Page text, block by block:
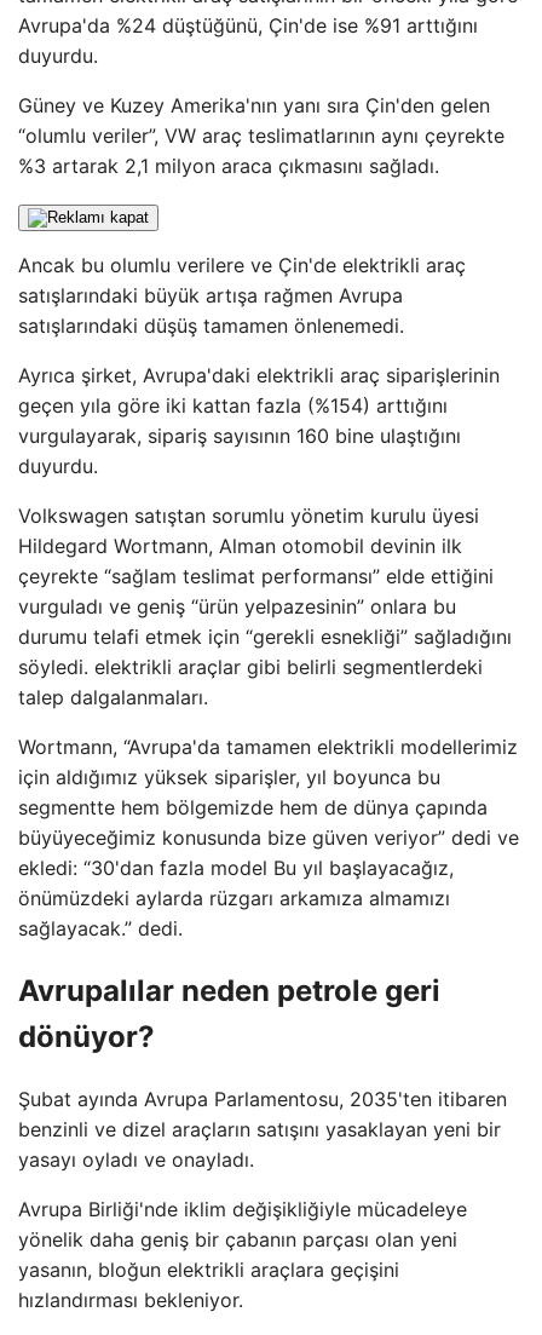
Avrupa'da %24 düştüğünü, Çin'de ise %91 arttığını
duyurdu.
Güney ve Kuzey Amerika'nın yanı sıra Çin'den gelen
“olumlu veriler”, VW araç teslimatlarının aynı çeyrekte
%3 artarak 2,1 milyon araca çıkmasını sağladı.
Ancak bu olumlu verilere ve Çin'de elektrikli araç
satışlarındaki büyük artışa rağmen Avrupa
satışlarındaki düşüş tamamen önlenemedi.
Ayrıca şirket, Avrupa'daki elektrikli araç siparişlerinin
geçen yıla göre iki kattan fazla (%154) arttığını
vurgulayarak, sipariş sayısının 160 bine ulaştığını
duyurdu.
Volkswagen satıştan sorumlu yönetim kurulu üyesi
Hildegard Wortmann, Alman otomobil devinin ilk
çeyrekte “sağlam teslimat performansı” elde ettiğini
vurguladı ve geniş “ürün yelpazesinin” onlara bu
durumu telafi etmek için “gerekli esnekliği” sağladığını
söyledi. elektrikli araçlar gibi belirli segmentlerdeki
talep dalgalanmaları.
Wortmann, “Avrupa'da tamamen elektrikli modellerimiz
için aldığımız yüksek siparişler, yıl boyunca bu
segmentte hem bölgemizde hem de dünya çapında
büyüyeceğimiz konusunda bize güven veriyor” dedi ve
ekledi: “30'dan fazla model Bu yıl başlayacağız,
önümüzdeki aylarda rüzgarı arkamıza almamızı
sağlayacak.” dedi.
Avrupalılar neden petrole geri
dönüyor?
Şubat ayında Avrupa Parlamentosu, 2035'ten itibaren
benzinli ve dizel araçların satışını yasaklayan yeni bir
yasayı oyladı ve onayladı.
Avrupa Birliği'nde iklim değişikliğiyle mücadeleye
yönelik daha geniş bir çabanın parçası olan yeni
yasanın, bloğun elektrikli araçlara geçişini
hızlandırması bekleniyor.